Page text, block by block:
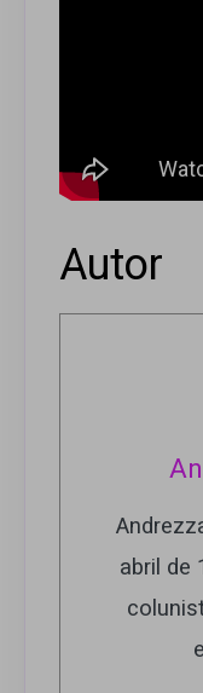
Autor
abril de